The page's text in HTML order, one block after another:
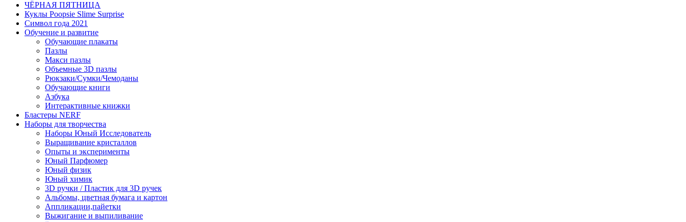
ЧЁРНАЯ ПЯТНИЦА
Куклы Poopsie Slime Surprise
Символ года 2021
Обучение и развитие
Обучающие плакаты
Пазлы
Макси пазлы
Объемные 3D пазлы
Рюкзаки/Сумки/Чемоданы
Обучающие книги
Азбука
Интерактивные книжки
Бластеры NERF
Наборы для творчества
Наборы Юный Исследователь
Выращивание кристаллов
Опыты и эксперименты
Юный Парфюмер
Юный физик
Юный химик
3D ручки / Пластик для 3D ручек
Альбомы, цветная бумага и картон
Аппликации,пайетки
Выжигание и выпиливание